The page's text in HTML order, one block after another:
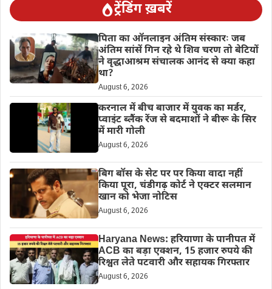
ट्रेंडिंग ख़बरें
पिता का ऑनलाइन अंतिम संस्कारः जब
अंतिम सांसें गिन रहे थे शिव चरण तो बेटियों
ने वृद्धाआश्रम संचालक आनंद से क्या कहा
था?
August 6, 2026
करनाल में बीच बाजार में युवक का मर्डर,
प्वाइंट ब्लैंक रेंज से बदमाशों ने बीरू के सिर
में मारी गोली
August 6, 2026
बिग बॉस के सेट पर पर किया वादा नहीं
किया पूरा, चंडीगढ़ कोर्ट ने एक्टर सलमान
खान को भेजा नोटिस
August 6, 2026
Haryana News: हरियाणा के पानीपत में
ACB का बड़ा एक्शन, 15 हजार रुपये की
रिश्वत लेते पटवारी और सहायक गिरफ्तार
August 6, 2026